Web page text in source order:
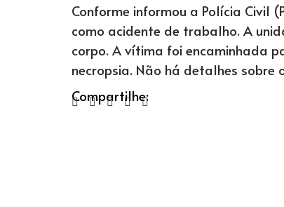
Conforme informou a Polícia Civil
como acidente de trabalho. A
corpo. A vítima foi encaminhada
necropsia. Não há detalhes sobre
Compartilhe: